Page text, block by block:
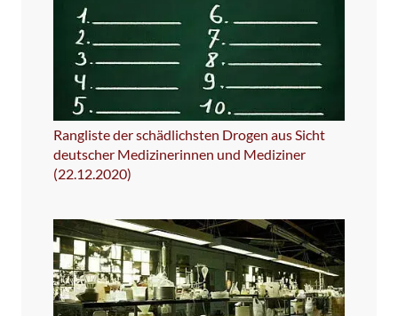
Rangliste der schädlichsten Drogen aus Sicht
deutscher Medizinerinnen und Mediziner
(22.12.2020)